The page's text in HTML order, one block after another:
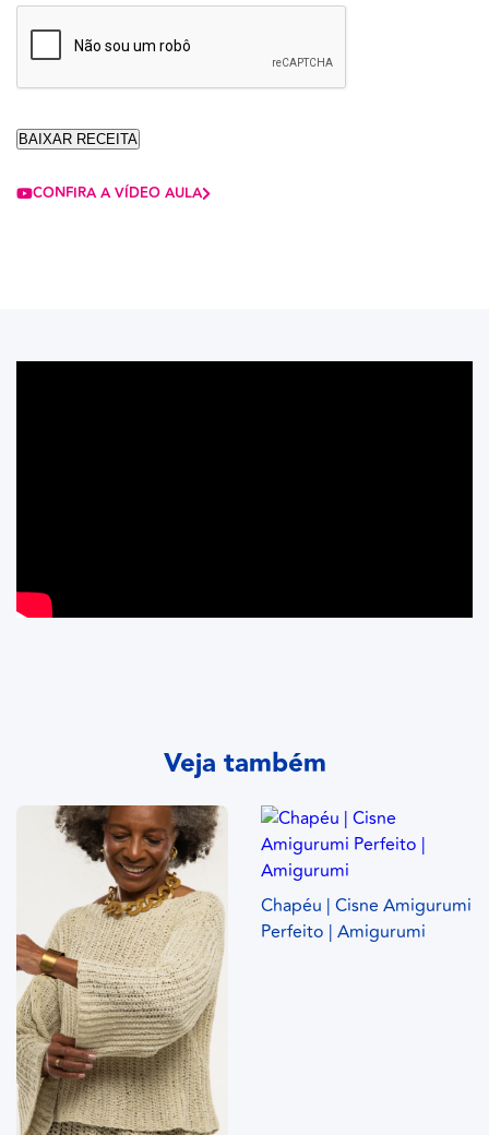
CONFIRA A VÍDEO AULA
Veja também
Chapéu | Cisne Amigurumi
Perfeito | Amigurumi